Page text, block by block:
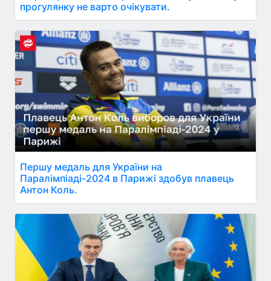
прогулянку не варто очікувати.
Першу медаль для України на
Паралімпіаді-2024 в Парижі здобув плавець
Антон Коль.